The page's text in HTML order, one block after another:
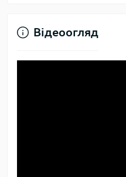
Відеоогляд